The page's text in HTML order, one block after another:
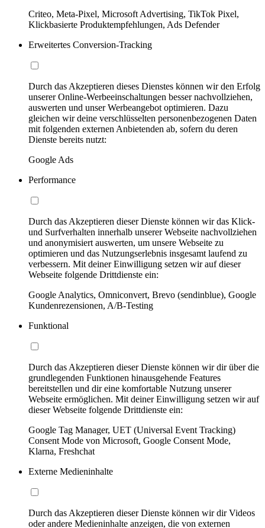
Criteo, Meta-Pixel, Microsoft Advertising, TikTok Pixel,
Klickbasierte Produktempfehlungen, Ads Defender
Erweitertes Conversion-Tracking
Durch das Akzeptieren dieses Dienstes können wir den Erfolg
unserer Online-Werbeeinschaltungen besser nachvollziehen,
auswerten und unser Werbeangebot optimieren. Dazu
gleichen wir deine verschlüsselten personenbezogenen Daten
mit folgenden externen Anbietenden ab, sofern du deren
Dienste bereits nutzt:
Google Ads
Performance
Durch das Akzeptieren dieser Dienste können wir das Klick-
und Surfverhalten innerhalb unserer Webseite nachvollziehen
und anonymisiert auswerten, um unsere Webseite zu
optimieren und das Nutzungserlebnis insgesamt laufend zu
verbessern. Mit deiner Einwilligung setzen wir auf dieser
Webseite folgende Drittdienste ein:
Google Analytics, Omniconvert, Brevo (sendinblue), Google
Kundenrezensionen, A/B-Testing
Funktional
Durch das Akzeptieren dieser Dienste können wir dir über die
grundlegenden Funktionen hinausgehende Features
bereitstellen und dir eine komfortable Nutzung unserer
Webseite ermöglichen. Mit deiner Einwilligung setzen wir auf
dieser Webseite folgende Drittdienste ein:
Google Tag Manager, UET (Universal Event Tracking)
Consent Mode von Microsoft, Google Consent Mode,
Klarna, Freshchat
Externe Medieninhalte
Durch das Akzeptieren dieser Dienste können wir dir Videos
oder andere Medieninhalte anzeigen, die von externen